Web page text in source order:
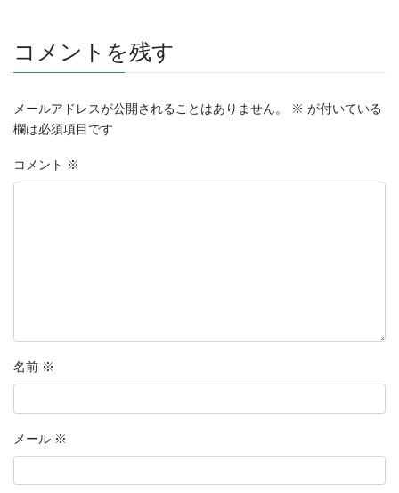
コメントを残す
メールアドレスが公開されることはありません。 ※ が付いている
欄は必須項目です
コメント ※
名前 ※
メール ※